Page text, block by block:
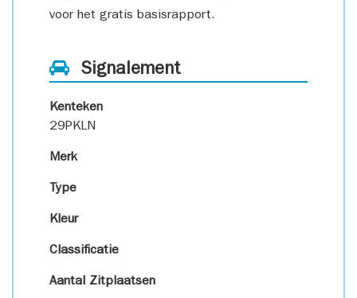
voor het gratis basisrapport.
Signalement
Kenteken
29PKLN
Merk
Type
Kleur
Classificatie
Aantal Zitplaatsen